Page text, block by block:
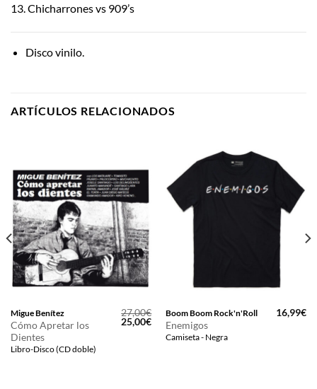
13. Chicharrones vs 909’s
Disco vinilo.
ARTÍCULOS RELACIONADOS
Migue Benítez
Cómo Apretar los
Dientes
Libro-Disco (CD doble)
27,00€
El
precio
25,00€El
precio
actual
Boom Boom Rock'n'Roll
Enemigos
Camiseta - Negra
16,99€